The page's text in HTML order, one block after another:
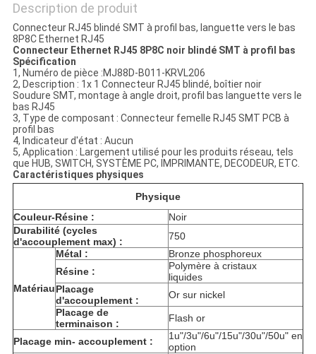
LA
VIE
PRIVÉE
Description de produit
Connecteur RJ45 blindé SMT à profil bas, languette vers le bas
8P8C Ethernet RJ45
Connecteur Ethernet RJ45 8P8C noir blindé SMT à profil bas
Spécification
1, Numéro de pièce :MJ88D-B011-KRVL206
2, Description : 1x 1 Connecteur RJ45 blindé, boîtier noir
Soudure SMT, montage à angle droit, profil bas languette vers le
bas RJ45
3, Type de composant : Connecteur femelle RJ45 SMT PCB à
profil bas
4, Indicateur d'état : Aucun
5, Application : Largement utilisé pour les produits réseau, tels
que HUB, SWITCH, SYSTÈME PC, IMPRIMANTE, DECODEUR, ETC.
Caractéristiques physiques
Physique
Couleur-Résine :
Noir
Durabilité (cycles
d'accouplement max) :
750
Matériau
Métal :
Bronze phosphoreux
Résine :
Polymère à cristaux
liquides
Placage
d'accouplement :
Or sur nickel
Placage de
terminaison :
Flash or
Placage min- accouplement :
1u"/3u"/6u"/15u"/30u"/50u" en
option